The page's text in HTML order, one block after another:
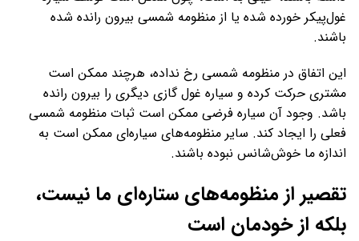
غول‌پیکر خورده شده یا از منظومه شمسی بیرون رانده شده
باشند.
این اتفاق در منظومه شمسی رخ نداده، هرچند ممکن است
مشتری حرکت کرده و سیاره غول گازی دیگری را بیرون رانده
باشد. وجود آن سیاره فرضی ممکن است ثبات منظومه شمسی
فعلی را ایجاد کند. سایر منظومه‌های سیاره‌ای ممکن است به
اندازه ما خوش‌شانس نبوده باشند.
تقصیر از منظومه‌های ستاره‌ای ما نیست،
بلکه از خودمان است